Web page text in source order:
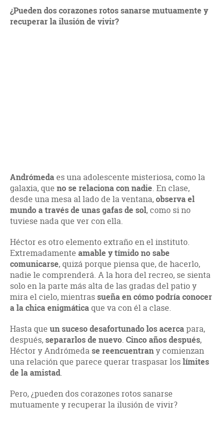
¿Pueden dos corazones rotos sanarse mutuamente y
recuperar la ilusión de vivir?
Andrómedaes una adolescente misteriosa, como la
galaxia, que no se relaciona con nadie. En clase,
desde una mesa al lado de la ventana,observa el
mundo a través de unas gafas de sol, como si no
tuviese nada que ver con ella.
Héctor es otro elemento extraño en el instituto.
Extremadamente amable y tímido no sabe
comunicarse, quizá porque piensa que, de hacerlo,
nadie le comprenderá. A la hora del recreo, se sienta
solo en la parte más alta de las gradas del patio y
mira el cielo, mientrassueña en cómo podría conocer
a la chica enigmáticaque va con él a clase.
Hasta que un suceso desafortunado los acercapara,
después,separarlos de nuevo. Cinco años después,
Héctor y Andrómedase reencuentrany comienzan
una relación que parece querar traspasar loslímites
de la amistad.
Pero, ¿pueden dos corazones rotos sanarse
mutuamente y recuperar la ilusión de vivir?